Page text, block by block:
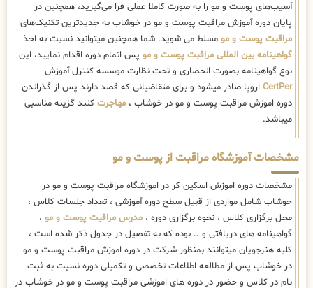
آسیب‌های پوست و مو را به صورت کاملا عملی فرا می‌گیرید، همچنین در
پایان دوره آموزش مراقبت پوست و مو در خوشاب به جدیدترین تکنیک‌های
مراقبت پوست و مو مسلط می شوید. شما همچنین میتوانید نسبت به اخذ
گواهینامه بین المللی مراقبت پوست و مو پس اتمام دوره اقدام نمایید، این
نوع گواهینامه بصورت انحصاری و تحت نظارت موسسه کنترل آموزش
CertPer اروپا صادر میشود و برای متقاضیانی که قصد دارند پس از گذراندن
دوره اموزش مراقبت پوست و مو در خوشاب ، مهاجرت کنند گزینه مناسبی
میباشد.
مشخصات آموزشگاه مراقبت از پوست و مو
مشخصات دوره اموزش اسکین کر در اموزشگاه مراقبت پوست و مو در
خوشاب شامل مواردی از قبیل سطح دوره آموزشی ، تعداد جلسات کلاس ،
محل برگزاری کلاس ، نحوه برگزاری دوره ، مدرس مراقبت پوست و مو ،
گواهینامه های دریافتی و .. بوده که به تفصیل در جدول ذکر شده است ،
کلیه هنرجویان میتوانند بمنظور شرکت در دوره اموزش مراقبت پوست و مو
در خوشاب پس از مطالعه اطلاعات تخصصی و تکمیلی دوره نسبت به ثبت
نام در کلاس و حضور در دوره های اموزشی مراقبت پوست و مو در خوشاب در